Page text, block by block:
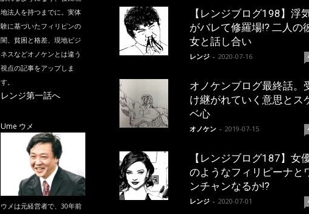
地法人を持つまでに。実体
験に基づいたフィリピンの
闇、貧困と格差、現地ビジ
ネスなどオノケンとは違う
視点の記事をアップしま
す。
レンジ第一話へ
Ume ウメ
ウメは元経営者で、30年前
【レンジブログ198】浮
がバレて修羅場!? 二人の
女と話し合い
レンジ - 2020-07-16
オノケンブログ最終話。
け継がれていく意思とス
ベ心
オノケン - 2019-07-15
【レンジブログ187】女
のようなフィリピーナと
ンチャンなるか!?
レンジ - 2020-07-01